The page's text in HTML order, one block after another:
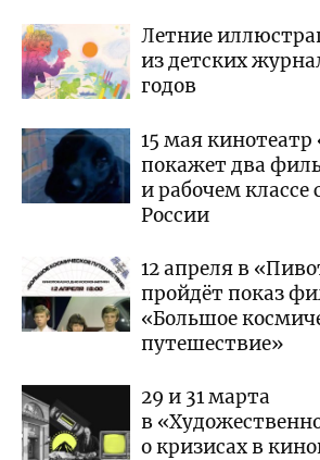
Летние
из детских
годов
15 мая
покажет два
и рабочем классе
России
12 апреля в
пройдёт показ
«Большое
путешествие»
29 и 31 марта
в
о кризисах в